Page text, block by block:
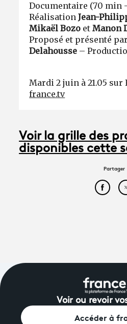
Documentaire (70 min
RéalisationJean-
Mikaël Bozo et Manon
Proposé et présenté
Delahousse –
Mardi 2 juin à 21.05 sur
france.tv
Voir la grille des
disponibles cette
Partager
Voir ou revoir
Accéder à